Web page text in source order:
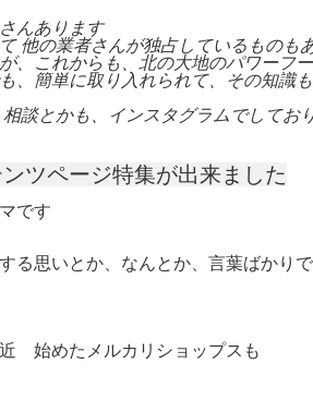
んあります
他の業者さんが独占しているものも
、これからも、北の大地のパワーフ
、簡単に取り入れられて、その知
談とかも、インスタグラムでしてお
ツページ特集が出来ました
です
る思いとか、なんとか、言葉ばかり
始めたメルカリショップスも